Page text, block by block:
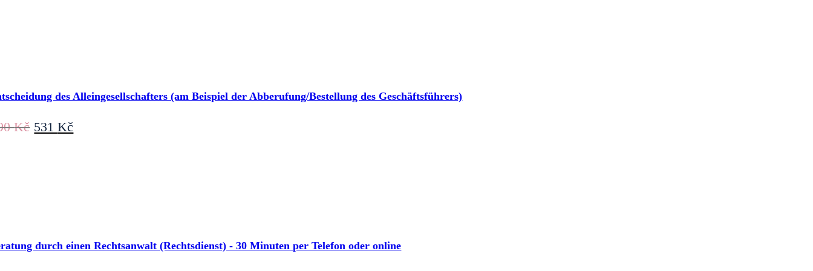
des Alleingesellschafters (am Beispiel der Abberufung/Bestellung des Geschäftsführers)
Kč Ursprünglicher
Preis
531Kč
Preis
durch einen Rechtsanwalt (Rechtsdienst) - 30 Minuten per Telefon oder online